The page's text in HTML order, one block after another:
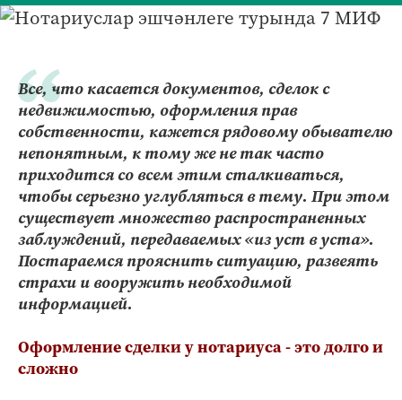
Все, что касается документов, сделок с
недвижимостью, оформления прав
собственности, кажется рядовому обывателю
непонятным, к тому же не так часто
приходится со всем этим сталкиваться,
чтобы серьезно углубляться в тему. При этом
существует множество распространенных
заблуждений, передаваемых «из уст в уста».
Постараемся прояснить ситуацию, развеять
страхи и вооружить необходимой
информацией.
Оформление сделки у нотариуса - это долго и
сложно